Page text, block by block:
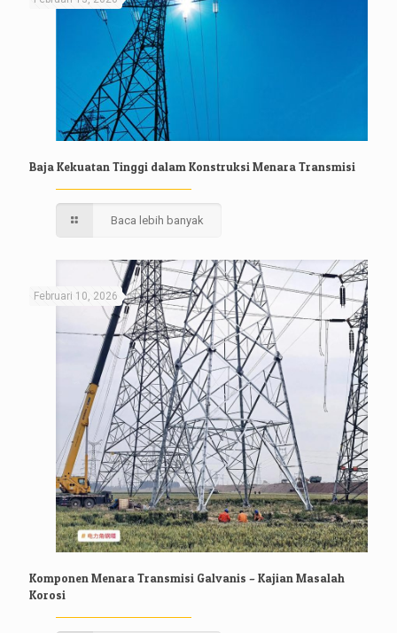
Baja Kekuatan Tinggi dalam Konstruksi Menara Transmisi
Baca lebih banyak
Februari 10, 2026
Komponen Menara Transmisi Galvanis – Kajian Masalah
Korosi